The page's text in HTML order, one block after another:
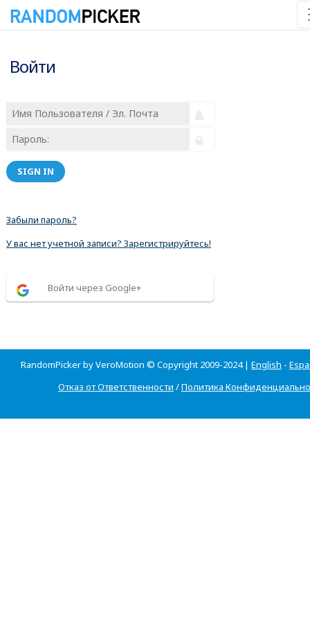
Войти
SIGN IN
Забыли пароль?
У вас нет учетной записи? Зарегистрируйтесь!
Войти через Google+
RandomPicker by VeroMotion © Copyright 2009-2024 | English -
Отказ от Ответственности /Политика